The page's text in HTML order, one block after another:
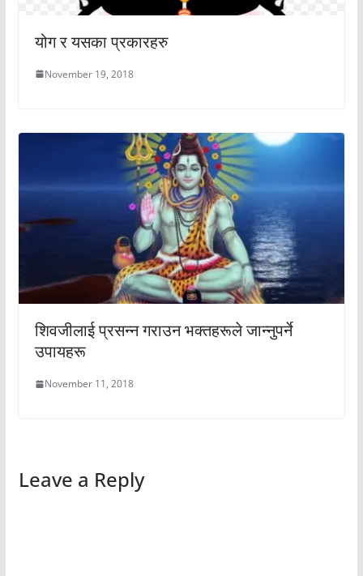
योग र यसका प्रकारहरु
November 19, 2018
शिवजीलाई प्रसन्न गराउन भक्तहरूले जान्नुपर्ने
उपायहरू
November 11, 2018
Leave a Reply